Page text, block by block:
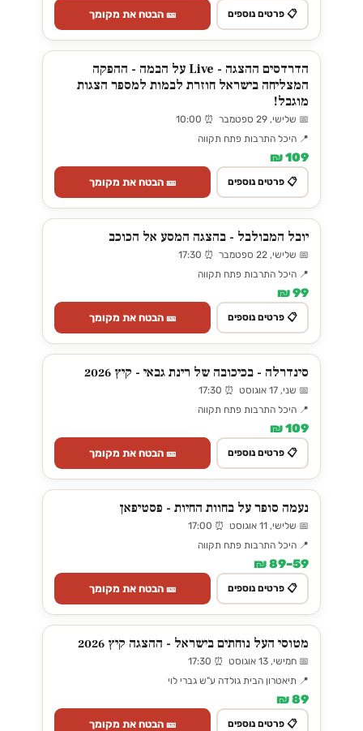
📋 פרטים נוספים 🎫 הבטח את מקומך
הדרדסים ההצגה - Live על הבמה - ההפקה
המצליחה בישראל חוזרת לבמות למספר הצגות
מוגבל!
📅 שלישי, 29 ספטמבר ⏰ 10:00
📍 היכל התרבות פתח תקווה
109 ₪
📋 פרטים נוספים 🎫 הבטח את מקומך
יובל המבולבל - בהצגה המסע אל הכוכב
📅 שלישי, 22 ספטמבר ⏰ 17:30
📍 היכל התרבות פתח תקווה
99 ₪
📋 פרטים נוספים 🎫 הבטח את מקומך
סינדרלה - בכיכובה של רינת גבאי - קיץ 2026
📅 שני, 17 אוגוסט ⏰ 17:30
📍 היכל התרבות פתח תקווה
109 ₪
📋 פרטים נוספים 🎫 הבטח את מקומך
נעמה סופר על בחוות החיות - פסטיפאן
📅 שלישי, 11 אוגוסט ⏰ 17:00
📍 היכל התרבות פתח תקווה
59–89 ₪
📋 פרטים נוספים 🎫 הבטח את מקומך
מטוסי העל נוחתים בישראל - ההצגה קיץ 2026
📅 חמישי, 13 אוגוסט ⏰ 17:30
📍 תיאטרון הבית גולדה ע"ש גברי לוי
89 ₪
📋 פרטים נוספים 🎫 הבטח את מקומך